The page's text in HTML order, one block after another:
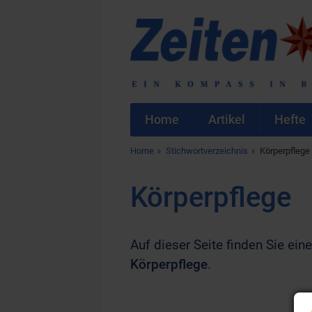
Home Artikel Hefte
Home Stichwortverzeichnis Körperpflege
Körperpflege
Auf dieser Seite finden Sie
Körperpflege.